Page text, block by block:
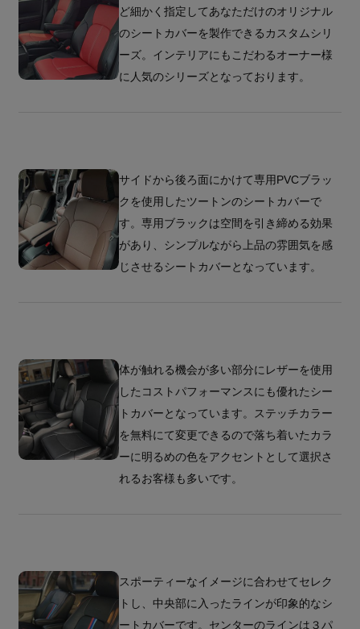
ど細かく指定してあなただけのオリジナル
のシートカバーを製作できるカスタムシリ
ーズ。インテリアにもこだわるオーナー様
に人気のシリーズとなっております。
サイドから後ろ面にかけて専用PVCブラッ
クを使用したツートンのシートカバーで
す。専用ブラックは空間を引き締める効果
があり、シンプルながら上品の雰囲気を感
じさせるシートカバーとなっています。
体が触れる機会が多い部分にレザーを使用
したコストパフォーマンスにも優れたシー
トカバーとなっています。ステッチカラー
を無料にて変更できるので落ち着いたカラ
ーに明るめの色をアクセントとして選択さ
れるお客様も多いです。
スポーティーなイメージに合わせてセレク
トし、中央部に入ったラインが印象的なシ
ートカバーです。センターのラインは３パ